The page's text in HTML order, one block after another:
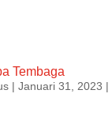
Tembaga
| Januari 31, 2023 |